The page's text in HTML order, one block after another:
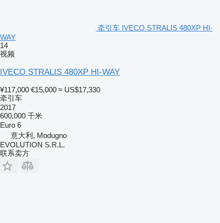
牵引车 IVECO STRALIS 480XP HI-
WAY
14
视频
IVECO STRALIS 480XP HI-WAY
¥117,000 €15,000 ≈ US$17,330
牵引车
2017
600,000 千米
Euro 6
意大利, Modugno
EVOLUTION S.R.L.
联系卖方